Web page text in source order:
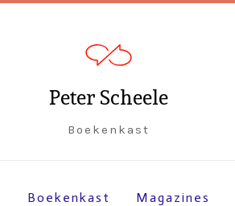
Peter Scheele
Boekenkast
Boekenkast Magazines